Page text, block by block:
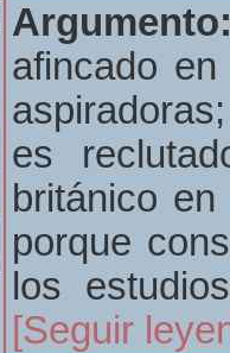
afincado
es
británico
porque
los
[Seguir